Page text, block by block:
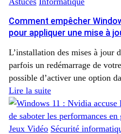
Comment empêcher
pour appliquer une mise à
L’installation des mises à jour
parfois un redémarrage de
possible d’activer une option
Lire la suite
Jeux Vidéo Sécurité